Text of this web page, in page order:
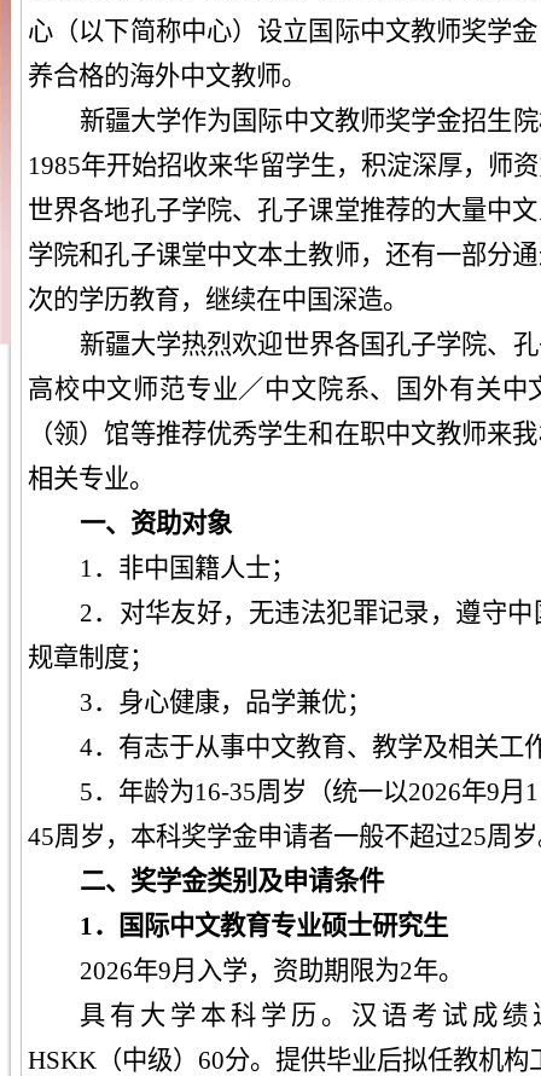
心（以下简称中心）设立国际中文教师奖学
养合格的海外中文教师。
新疆大学作为国际中文教师奖学金招生
1985年开始招收来华留学生，积淀深厚，师
世界各地孔子学院、孔子课堂推荐的大量中
学院和孔子课堂中文本土教师，还有一部分
次的学历教育，继续在中国深造。
新疆大学热烈欢迎世界各国孔子学院、
高校中文师范专业／中文院系、国外有关
（领）馆等推荐优秀学生和在职中文教师来
相关专业。
一、资助对象
1．非中国籍人士；
2．对华友好，无违法犯罪记录，遵守
规章制度；
3．身心健康，品学兼优；
4．有志于从事中文教育、教学及相关工
5．年龄为16-35周岁（统一以2026年9月
45周岁，本科奖学金申请者一般不超过25周
二、奖学金类别及申请条件
1．
国际中文教育专业硕士研究生
2026年9月入学，资助期限为2年。
具有大学本科学历。汉语考试成绩
HSKK（中级）60分。提供毕业后拟任教机